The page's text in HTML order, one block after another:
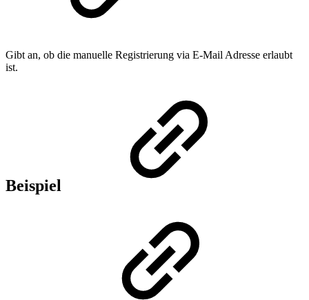
Gibt an, ob die manuelle Registrierung via E-Mail Adresse erlaubt
ist.
Beispiel